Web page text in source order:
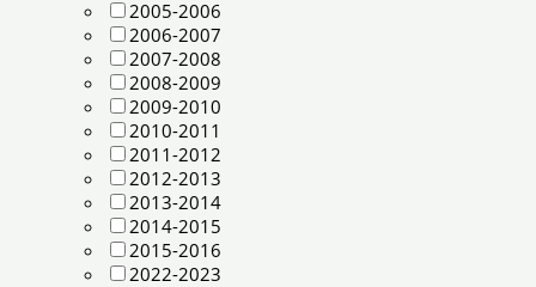
2005-2006
2006-2007
2007-2008
2008-2009
2009-2010
2010-2011
2011-2012
2012-2013
2013-2014
2014-2015
2015-2016
2022-2023